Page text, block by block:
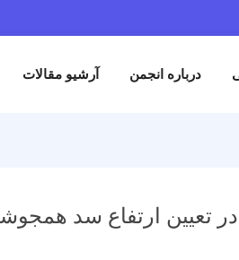
درباره انجمن آرشیو مقالات
تعیین ارتفاع سد